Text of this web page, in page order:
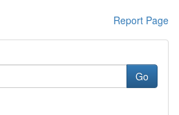
Report Page
Go